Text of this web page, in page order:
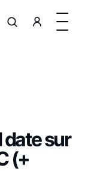
sur
(+